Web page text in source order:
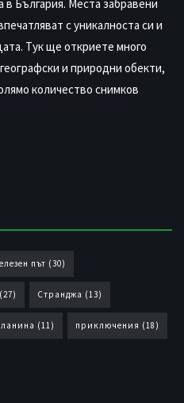
в България. Места забравени
с уникалноста си и
Тук ще откриете много
и природни обекти,
количество снимков
път (30)
(27) Странджа (13)
(11) приключения (18)